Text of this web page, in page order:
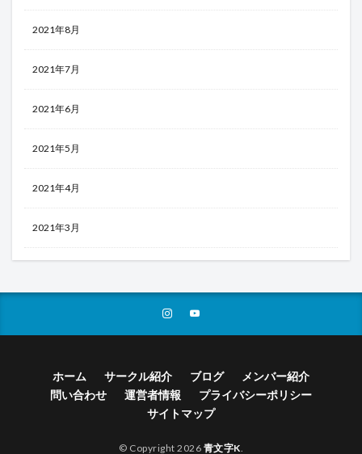
2021年8月
2021年7月
2021年6月
2021年5月
2021年4月
2021年3月
ホーム サークル紹介 ブログ
メンバー紹介
問い合わせ
運営者情報
プライバシーポリシー
サイトマップ
© Copyright 2026 青文字K